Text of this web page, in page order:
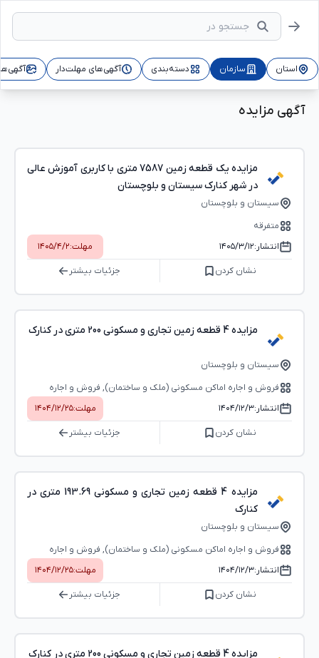
استان سازمان دسته‌بندی آگهی‌های مهلت‌دار
آگهی مزایده
مزایده یک قطعه زمین 7587 متری با کاربری آموزش عالی
در شهر کنارک سیستان و بلوچستان
سیستان و بلوچستان
متفرقه
انتشار:۱۴۰۵/۳/۱۲ مهلت:۱۴۰۵/۴/۲
نشان کردن جزئیات بیشتر
مزایده 4 قطعه زمین تجاری و مسکونی 200 متری در کنارک
سیستان و بلوچستان
فروش و اجاره اماکن مسکونی (ملک و ساختمان), فروش و اجاره
اماکن اداری-تجاری (بوفه، استخر و...)
انتشار:۱۴۰۴/۱۲/۳ مهلت:۱۴۰۴/۱۲/۲۵
نشان کردن جزئیات بیشتر
مزایده 4 قطعه زمین تجاری و مسکونی 193.69 متری در
کنارک
سیستان و بلوچستان
فروش و اجاره اماکن مسکونی (ملک و ساختمان), فروش و اجاره
اماکن اداری-تجاری (بوفه، استخر و...)
انتشار:۱۴۰۴/۱۲/۳ مهلت:۱۴۰۴/۱۲/۲۵
نشان کردن جزئیات بیشتر
مزایده 4 قطعه زمین تجاری و مسکونی 200 متری در کنارک